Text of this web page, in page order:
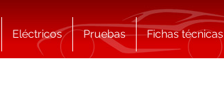
Eléctricos Pruebas Fichas técnicas